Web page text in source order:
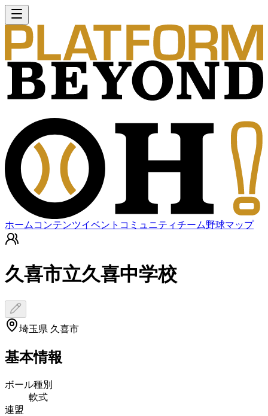
ホーム コンテンツイベント コミュニティチーム野球マップ
久喜市立久喜中学校
埼玉県 久喜市
基本情報
ボール種別
軟式
連盟